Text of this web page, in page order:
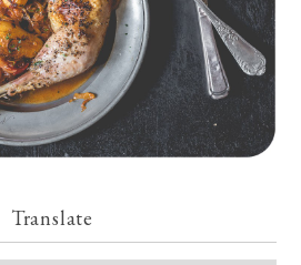
Translate